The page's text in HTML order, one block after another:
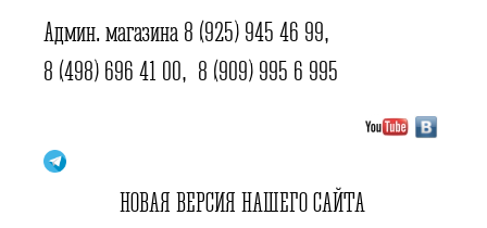
Админ. магазина 8 (925) 945 46 99,
8 (498) 696 41 00, 8 (909) 995 6 995
НОВАЯ ВЕРСИЯ НАШЕГО САЙТА